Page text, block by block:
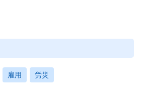
雇用 労災